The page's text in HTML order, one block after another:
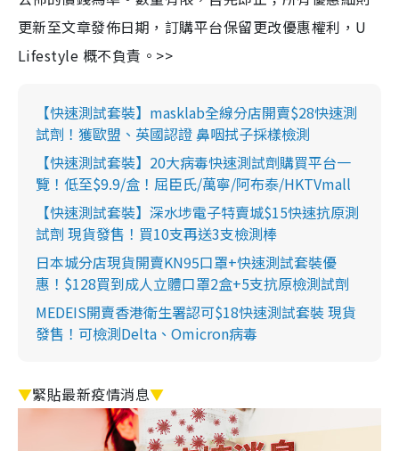
更新至文章發佈日期，訂購平台保留更改優惠權利，U
Lifestyle 概不負責。>>
【快速測試套裝】masklab全線分店開賣$28快速測
試劑！獲歐盟、英國認證 鼻咽拭子採樣檢測
【快速測試套裝】20大病毒快速測試劑購買平台一
覽！低至$9.9/盒！屈臣氏/萬寧/阿布泰/HKTVmall
【快速測試套裝】深水埗電子特賣城$15快速抗原測
試劑 現貨發售！買10支再送3支檢測棒
日本城分店現貨開賣KN95口罩+快速測試套裝優
惠！$128買到成人立體口罩2盒+5支抗原檢測試劑
MEDEIS開賣香港衛生署認可$18快速測試套裝 現貨
發售！可檢測Delta、Omicron病毒
▼緊貼最新疫情消息▼